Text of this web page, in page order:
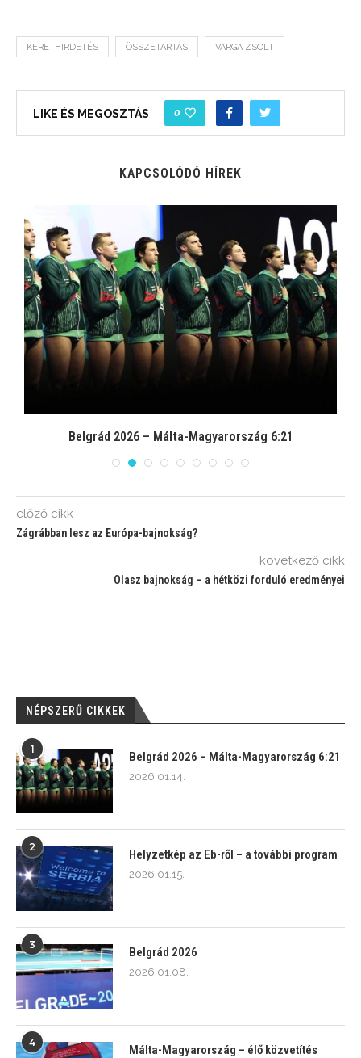
KERETHIRDETÉS ÖSSZETARTÁS VARGA ZSOLT
LIKE ÉS MEGOSZTÁS 0
KAPCSOLÓDÓ HÍREK
Belgrád 2026 – Málta-Magyarország 6:21
előző cikk
Zágrábban lesz az Európa-bajnokság?
következő cikk
Olasz bajnokság – a hétközi forduló eredményei
NÉPSZERŰ CIKKEK
1
Belgrád 2026 – Málta-Magyarország 6:21
2026.01.14.
2
Helyzetkép az Eb-ről – a további program
2026.01.15.
3
Belgrád 2026
2026.01.08.
4
Málta-Magyarország – élő közvetítés